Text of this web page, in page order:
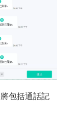
包括通話記